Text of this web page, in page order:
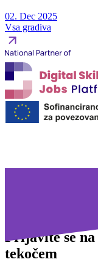
02. Dec 2025
Vsa gradiva
Prijavite se na
tekočem